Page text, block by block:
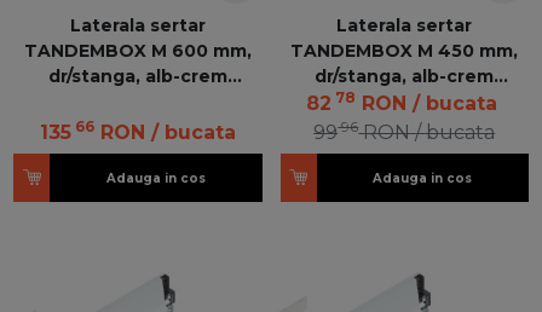
Laterala sertar
TANDEMBOX M 600 mm,
dr/stanga, alb-crem
Z R+L
135 66 RON / bucata
Adauga in cos
Laterala sertar
TANDEMBOX M 450 mm,
dr/stanga, alb-crem
Intivo/Antaro 378M4502SA
Z R+L V20SEIW
82 78 RON / bucata
9996 RON / bucata
Adauga in cos